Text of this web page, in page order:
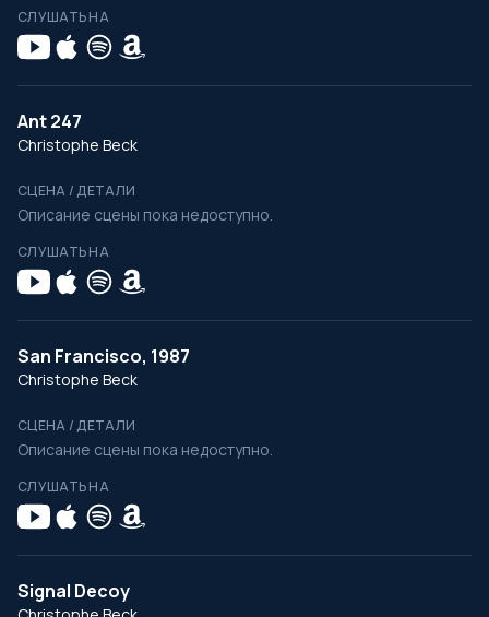
СЛУШАТЬ НА
Ant 247
Christophe Beck
СЦЕНА / ДЕТАЛИ
Описание сцены пока недоступно.
СЛУШАТЬ НА
San Francisco, 1987
Christophe Beck
СЦЕНА / ДЕТАЛИ
Описание сцены пока недоступно.
СЛУШАТЬ НА
Signal Decoy